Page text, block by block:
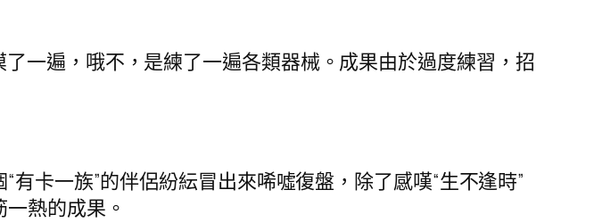
遍，哦不，是練了一遍各類器械。成果由於過度練習，招
卡一族”的伴侶紛紜冒出來唏噓復盤，除了感嘆“生不逢時”
熱的成果。